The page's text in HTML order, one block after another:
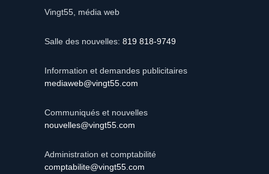
Vingt55, média web
Salle des nouvelles: 819 818-9749
Information et demandes publicitaires
mediaweb@vingt55.com
Communiqués et nouvelles
nouvelles@vingt55.com
Administration et comptabilité
comptabilite@vingt55.com